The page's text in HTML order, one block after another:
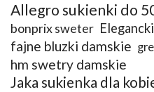
Allegro sukienki do
bonprix sweter
fajne bluzki damskie
hm swetry damskie
Jaka sukienka dla